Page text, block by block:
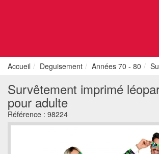
Accueil Deguisement Années 70 - 80
Survêtement imprimé
pour adulte
Référence : 98224